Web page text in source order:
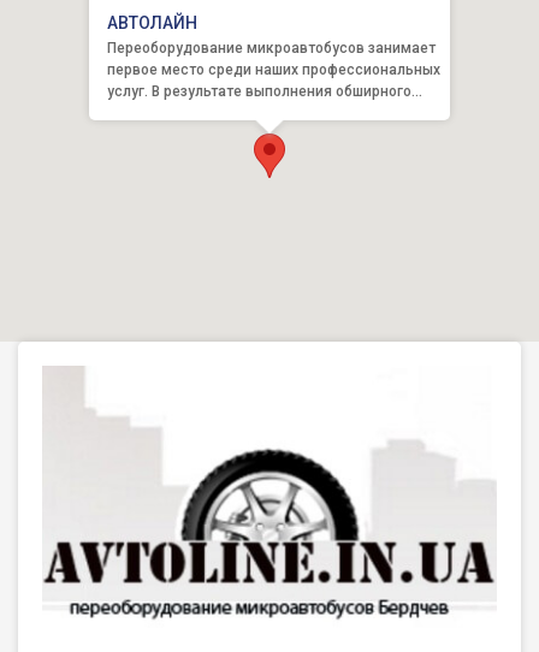
АВТОЛАЙН
Переоборудование микроавтобусов занимает
первое место среди наших профессиональных
услуг. В результате выполнения обширного